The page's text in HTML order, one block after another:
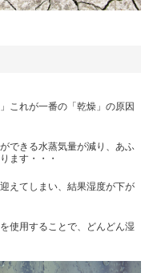
これが一番の「乾燥」の原因
できる水蒸気量が減り、あふ
ます・・・
えてしまい、結果湿度が下が
使用することで、どんどん湿